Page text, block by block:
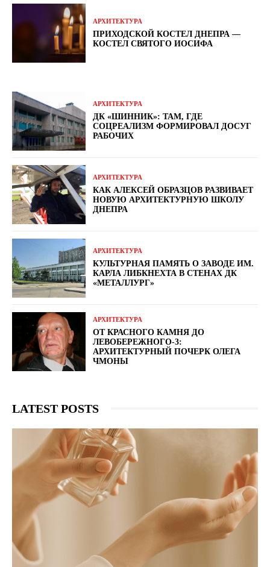
АРХИТЕКТУРА
ПРИХОДСКОЙ КОСТЕЛ ДНЕПРА —
КОСТЕЛ СВЯТОГО ИОСИФА
АРХИТЕКТУРА
ДК «ШИННИК»: ТАМ, ГДЕ
СОЦРЕАЛИЗМ ФОРМИРОВАЛ ДОСУГ
РАБОЧИХ
АРХИТЕКТУРА
КАК АЛЕКСЕЙ ОБРАЗЦОВ РАЗВИВАЕТ
НОВУЮ АРХИТЕКТУРНУЮ ШКОЛУ
ДНЕПРА
АРХИТЕКТУРА
КУЛЬТУРНАЯ ПАМЯТЬ О ЗАВОДЕ ИМ.
КАРЛА ЛИБКНЕХТА В СТЕНАХ ДК
«МЕТАЛЛУРГ»
АРХИТЕКТУРА
ОТ КРАСНОГО КАМНЯ ДО
ЛЕВОБЕРЕЖНОГО-3:
АРХИТЕКТУРНЫЙ ПОЧЕРК ОЛЕГА
ЧМОНЫ
LATEST POSTS